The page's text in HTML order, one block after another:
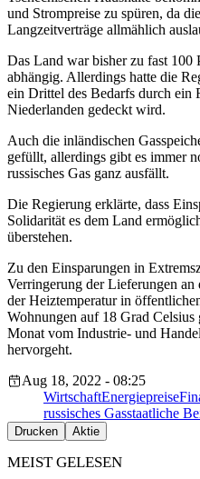
und Strompreise zu spüren, da
Langzeitverträge allmählich
Das Land war bisher zu fast 100
abhängig. Allerdings hatte die
ein Drittel des Bedarfs durch ein
Niederlanden gedeckt wird.
Auch die inländischen
gefüllt, allerdings gibt es immer
russisches Gas ganz ausfällt.
Die Regierung erklärte, dass
Solidarität es dem Land
überstehen.
Zu den Einsparungen in
Verringerung der Lieferungen
der Heiztemperatur in
Wohnungen auf 18 Grad Celsius
Monat vom Industrie- und
hervorgeht.
Aug 18, 2022 - 08:25
WirtschaftEnergiepreise
russisches Gasstaatliche
Drucken Aktie
MEIST GELESEN